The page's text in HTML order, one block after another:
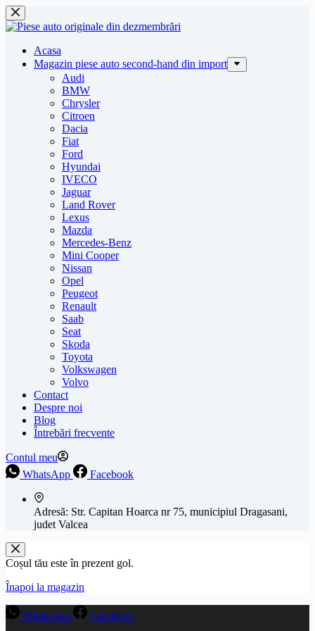
Sari
la
Acasa
Magazin piese auto second-hand din import
Audi
BMW
Chrysler
Citroen
Dacia
Fiat
Ford
Hyundai
IVECO
Jaguar
Land Rover
Lexus
Mazda
Mercedes-Benz
Mini Cooper
Nissan
Opel
Peugeot
Renault
Saab
Seat
Skoda
Toyota
Volkswagen
Volvo
Contact
Despre noi
Blog
Întrebări frecvente
Contul meu
WhatsApp
Facebook
Adresă: Str. Capitan Hoarca nr 75, municipiul Dragasani,
judet Valcea
Coșul tău este în prezent gol.
Înapoi la magazin
WhatsApp Facebook